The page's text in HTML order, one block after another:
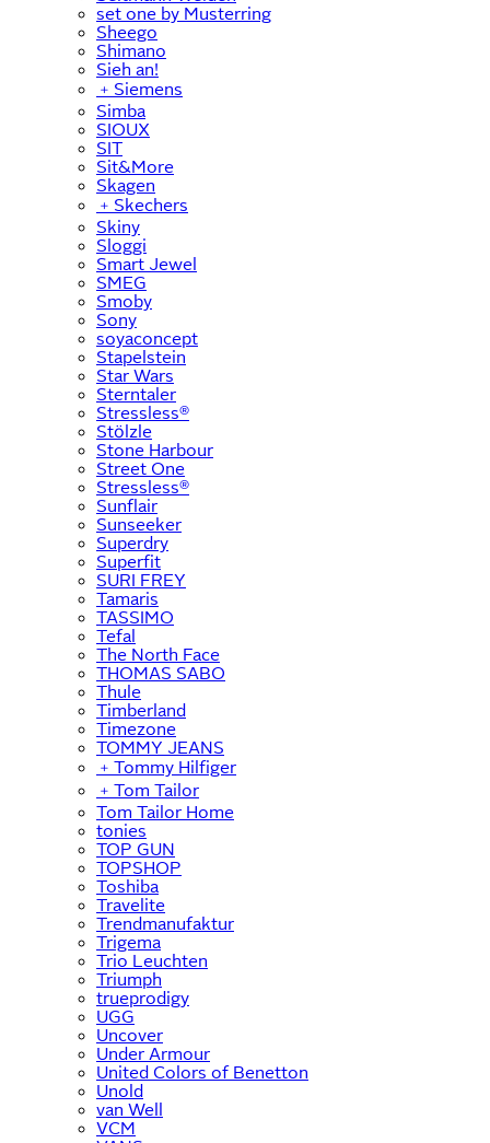
set one by Musterring
Sheego
Shimano
Sieh an!
﹢ Siemens
Simba
SIOUX
SIT
Sit&More
Skagen
﹢ Skechers
Skiny
Sloggi
Smart Jewel
SMEG
Smoby
Sony
soyaconcept
Stapelstein
Star Wars
Sterntaler
Stressless®
Stölzle
Stone Harbour
Street One
Stressless®
Sunflair
Sunseeker
Superdry
Superfit
SURI FREY
Tamaris
TASSIMO
Tefal
The North Face
THOMAS SABO
Thule
Timberland
Timezone
TOMMY JEANS
﹢ Tommy Hilfiger
﹢ Tom Tailor
Tom Tailor Home
tonies
TOP GUN
TOPSHOP
Toshiba
Travelite
Trendmanufaktur
Trigema
Trio Leuchten
Triumph
trueprodigy
UGG
Uncover
Under Armour
United Colors of Benetton
Unold
van Well
VCM